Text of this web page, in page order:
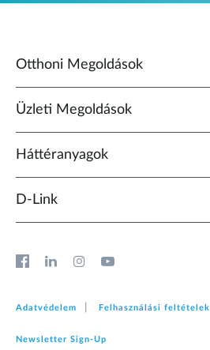
Otthoni Megoldások
Üzleti Megoldások
Háttéranyagok
D‑Link
Adatvédelem Felhasználási feltételek
Newsletter Sign‑Up